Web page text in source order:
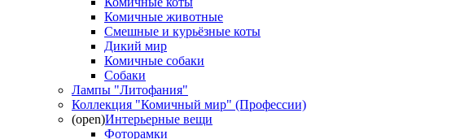
Комичные животные
Смешные и курьёзные коты
Дикий мир
Комичные собаки
Собаки
Лампы "Литофания"
Коллекция "Комичный мир" (Профессии)
(open)Интерьерные вещи
Фоторамки